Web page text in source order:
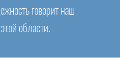
говорит наш
области.